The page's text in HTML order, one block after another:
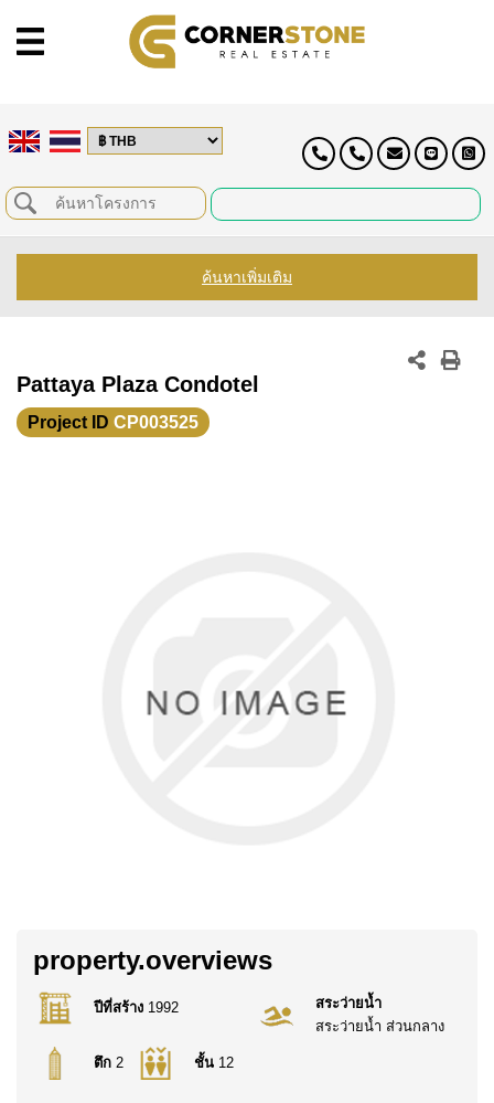
ค้นหาเพิ่มเติม
Pattaya Plaza Condotel
Project ID CP003525
property.overviews
ปีที่สร้าง 1992
ตึก 2 ชั้น 12
สระว่ายน้ำ
สระว่ายน้ำ ส่วนกลาง